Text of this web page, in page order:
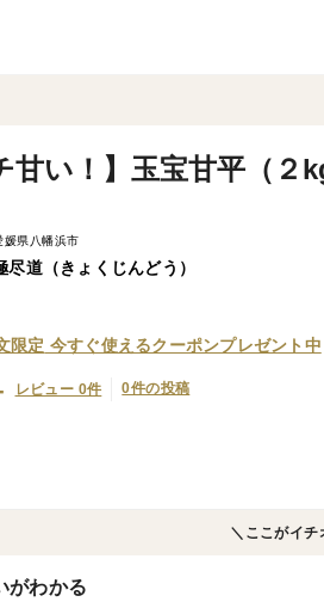
甘い！】玉宝甘平（２
媛県八幡浜市
尽道（きょくじんどう）
限定 今すぐ使えるクーポンプレゼント中
レビュー 0件 0件の投稿
＼ここがイチ
がわかる